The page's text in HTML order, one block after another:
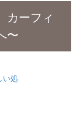
カーフィ
〜
い処